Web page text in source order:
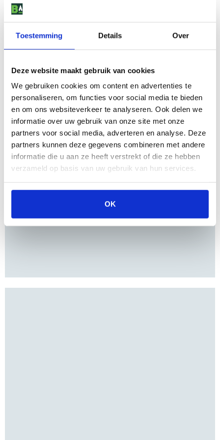
Toestemming Details Over
Deze website maakt gebruik van cookies
We gebruiken cookies om content en advertenties te
personaliseren, om functies voor social media te bieden
en om ons websiteverkeer te analyseren. Ook delen we
informatie over uw gebruik van onze site met onze
partners voor social media, adverteren en analyse. Deze
partners kunnen deze gegevens combineren met andere
informatie die u aan ze heeft verstrekt of die ze hebben
verzameld op basis van uw gebruik van hun services.
OK